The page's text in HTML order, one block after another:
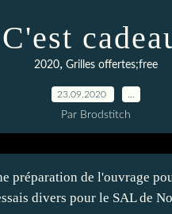
C'est
2020, Grilles offertes;free
23.09.2020
Par Brodstitch
préparation de l'ouvrage
divers pour le SAL de